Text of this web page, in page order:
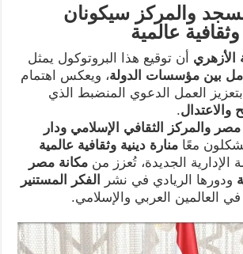
والمركز سيكونان
عالمية
الأزهريأن توقيع هذا البروتوكول يمثل
بين مؤسسات الدولة، ويعكس اهتمام
بتعزيز العمل الدعوي المنضبط الذي
والاعتدال.
والمركز الثقافي الإسلامي ودار
معًا منارة دينية وثقافية عالمية
الجديدة، تُعزز من مكانة مصر
ودورها الريادي في نشر
الفكر المستنير
العالمين العربي والإسلامي.